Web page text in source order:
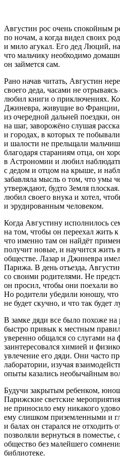
Августин рос очень спокойным
по ночам, а когда видел своих
и мило агукал. Его дед Люций,
что мальчику необходимо
он займется сам.
Рано начав читать, Августин
своего деда, часами не
любил книги о приключениях.
Джиневра, живущие во Франции,
из очередной дальней поездки,
на шаг, заворожёно слушая
и городах, в которых те
и шалости не прельщали
благодаря стараниям отца, он
в Астрономии и любил
с дедом и отцом на крыше, и
забавляла мысль о том, что умы
утверждают, будто Земля
любил своего внука и хотел,
и эрудированным человеком.
Когда Августину исполнилось
на том, чтобы он переехал жить
что именно там он найдёт
получит новые, и научится жить
обществе. Лазар и Джиневра
Парижа. В день отъезда,
со своими родителями. Не
он просил, чтобы они поехали
Но родители убедили юношу, что
не будет скучно, и что так будет
В замке дяди все было похоже
быстро привык к местным
уверенно общался со слугами на
заинтересовался химией и
увлечение его дяди. Они часто
лаборатории, изучая
опыты казались необычайным
Будучи закрытым ребенком,
Парижские светские
не приносило ему никакого
ему слишком приземленными и
и балах он старался не отходить
позволяли вернуться в
общество без малейшего
библиотеке.